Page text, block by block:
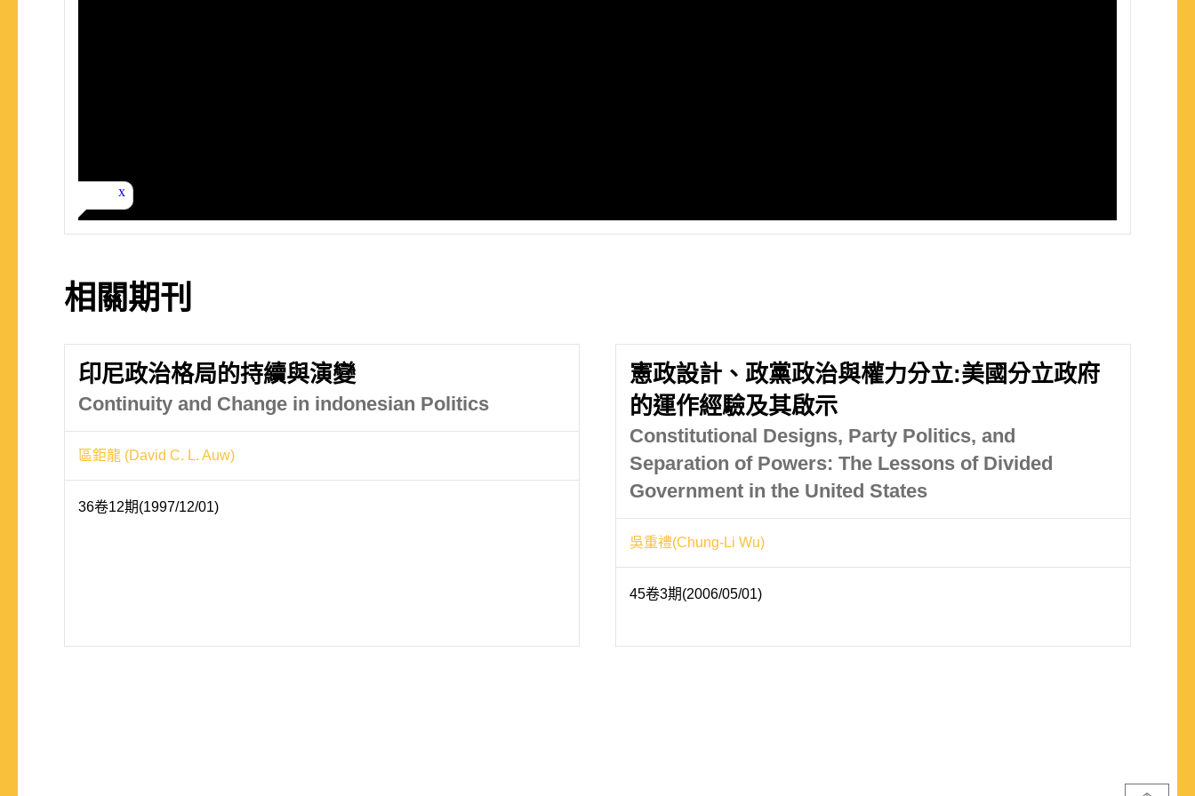
相關期刊
印尼政治格局的持續與演變
Continuity and Change in indonesian Politics
區鉅龍 (David C. L. Auw)
36卷12期(1997/12/01)
憲政設計、政黨政治與權力分立:美國分立政府
的運作經驗及其啟示
Constitutional Designs, Party Politics, and
Separation of Powers: The Lessons of Divided
Government in the United States
吳重禮(Chung-Li Wu)
45卷3期(2006/05/01)